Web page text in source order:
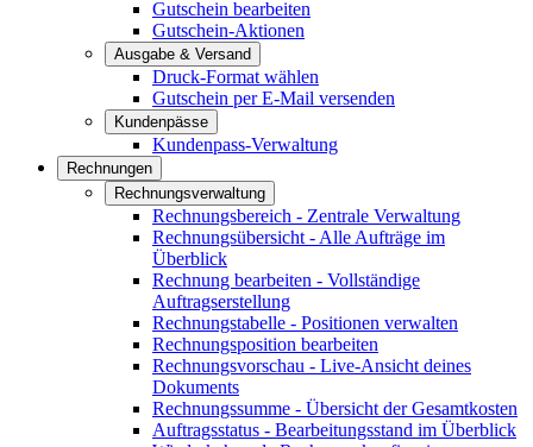
Gutschein bearbeiten
Gutschein-Aktionen
Ausgabe & Versand
Druck-Format wählen
Gutschein per E-Mail versenden
Kundenpässe
Kundenpass-Verwaltung
Rechnungen
Rechnungsverwaltung
Rechnungsbereich - Zentrale Verwaltung
Rechnungsübersicht - Alle Aufträge im
Überblick
Rechnung bearbeiten - Vollständige
Auftragserstellung
Rechnungstabelle - Positionen verwalten
Rechnungsposition bearbeiten
Rechnungsvorschau - Live-Ansicht deines
Dokuments
Rechnungssumme - Übersicht der Gesamtkosten
Auftragsstatus - Bearbeitungsstand im Überblick